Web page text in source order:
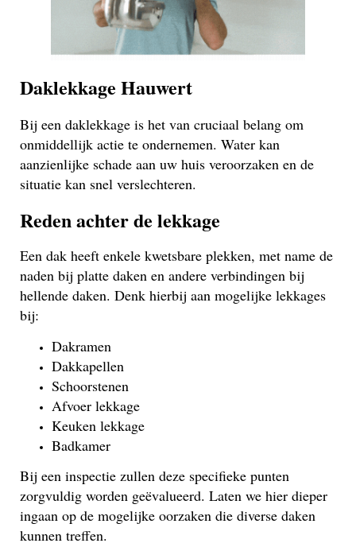
Daklekkage Hauwert
Bij een daklekkage is het van cruciaal belang om
onmiddellijk actie te ondernemen. Water kan
aanzienlijke schade aan uw huis veroorzaken en de
situatie kan snel verslechteren.
Reden achter de lekkage
Een dak heeft enkele kwetsbare plekken, met name de
naden bij platte daken en andere verbindingen bij
hellende daken. Denk hierbij aan mogelijke lekkages
bij:
Dakramen
Dakkapellen
Schoorstenen
Afvoer lekkage
Keuken lekkage
Badkamer
Bij een inspectie zullen deze specifieke punten
zorgvuldig worden geëvalueerd. Laten we hier dieper
ingaan op de mogelijke oorzaken die diverse daken
kunnen treffen.